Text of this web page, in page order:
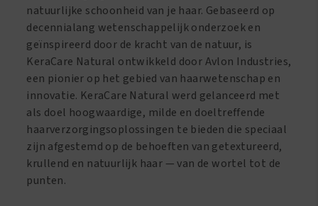
aantal
natuurlijke schoonheid van je haar. Gebaseerd op
decennialang wetenschappelijk onderzoek en
geïnspireerd door de kracht van de natuur, is
KeraCare Natural ontwikkeld door Avlon Industries,
een pionier op het gebied van haarwetenschap en
innovatie. KeraCare Natural werd gelanceerd met
als doel hoogwaardige, milde en doeltreffende
haarverzorgingsoplossingen te bieden die speciaal
zijn afgestemd op de behoeften van getextureerd,
krullend en natuurlijk haar — van de wortel tot de
punten.